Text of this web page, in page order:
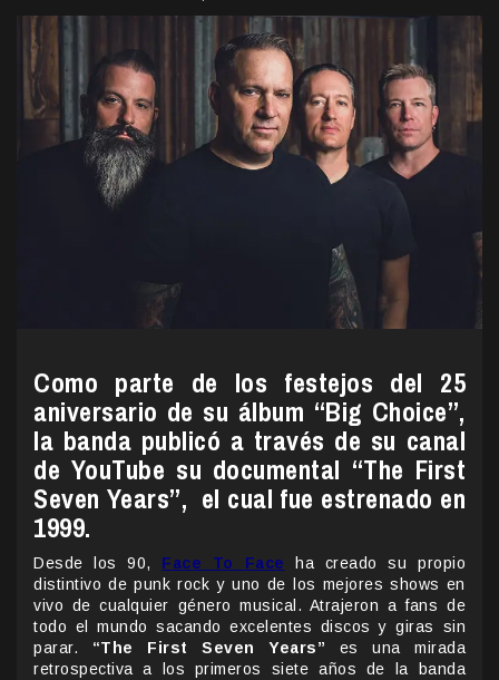
Como parte de los festejos del 25
aniversario de su álbum “Big Choice”,
la banda publicó a través de su canal
de YouTube su documental “The First
Seven Years”, el cual fue estrenado en
1999.
Desde los 90, Face To Face ha creado su propio
distintivo de punk rock y uno de los mejores shows en
vivo de cualquier género musical. Atrajeron a fans de
todo el mundo sacando excelentes discos y giras sin
parar. “The First Seven Years” es una mirada
retrospectiva a los primeros siete años de la banda